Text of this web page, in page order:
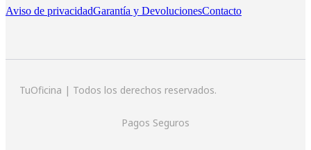
Aviso de privacidadGarantía y DevolucionesContacto
TuOficina | Todos los derechos reservados.
Pagos Seguros